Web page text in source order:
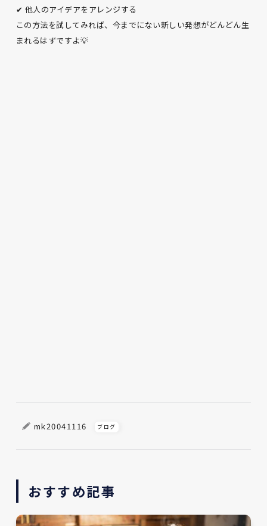
✔ 他人のアイデアをアレンジする
この方法を試してみれば、今までにない新しい発想がどんどん生
まれるはずですよ💡
mk20041116 ブログ
おすすめ記事